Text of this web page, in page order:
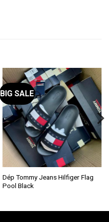
BIG SALE
Dép Tommy Jeans Hilfiger Flag
Pool Black
Sản
phẩm